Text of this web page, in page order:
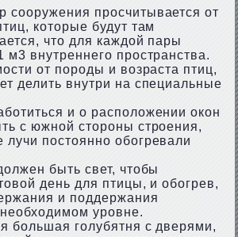
просчитывается от
которые будут там
что для каждой пары
м3 внутреннего пространства.
от породы и возраста птиц,
делить внутри на специальные
и о расположении окон
с южной стороны строения,
лучи постоянно обогревали
быть свет, чтобы
день для птицы, и обогрев,
и поддержания
уровне.
большая голубятня с дверями,